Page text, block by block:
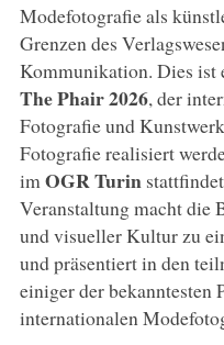
Modefotografie als
Grenzen des
Kommunikation. Dies ist
The Phair 2026, der
Fotografie und
Fotografie realisiert
imOGR Turin
Veranstaltung macht die
und visueller Kultur zu
und präsentiert in den
einiger der bekanntesten
internationalen